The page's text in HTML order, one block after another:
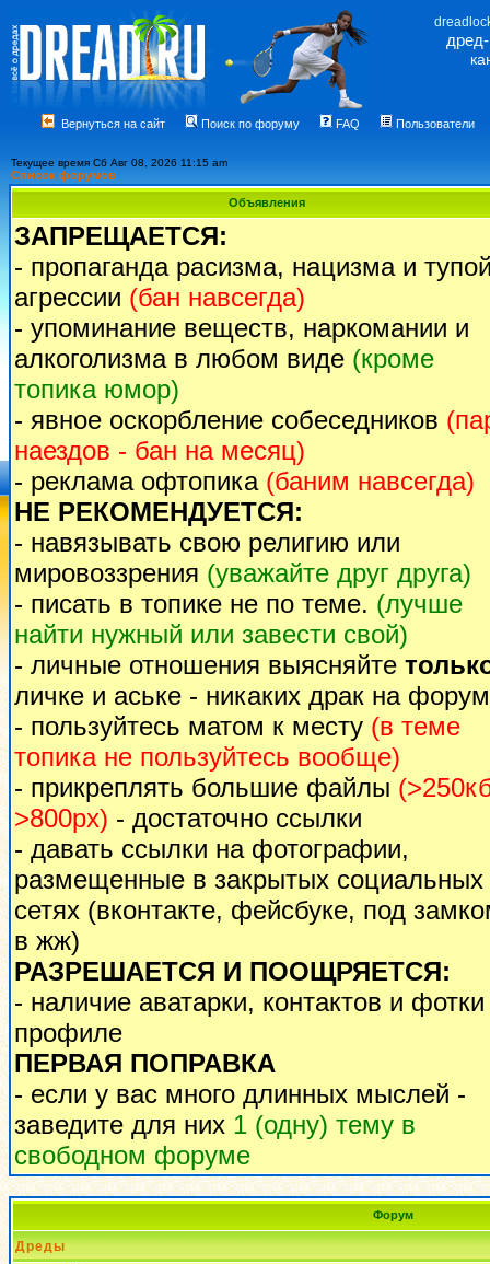
Вернуться на сайт Поиск по форуму FAQ Пользователи
Текущее время Сб Авг 08, 2026 11:15 am
Список форумов
Объявления
ЗАПРЕЩАЕТСЯ:
- пропаганда расизма, нацизма и
агрессии (бан навсегда)
- упоминание веществ, наркомании и
алкоголизма в любом виде (кроме
топика юмор)
- явное оскорбление собеседников
наездов - бан на месяц)
- реклама офтопика (баним навсегда)
НЕ РЕКОМЕНДУЕТСЯ:
- навязывать свою религию или
мировоззрения (уважайте друг друга)
- писать в топике не по теме. (лучше
найти нужный или завести свой)
- личные отношения выясняйте
личке и аське - никаких драк на
- пользуйтесь матом к месту (в теме
топика не пользуйтесь вообще)
- прикреплять большие файлы
>800px) - достаточно ссылки
- давать ссылки на фотографии,
размещенные в закрытых социальных
сетях (вконтакте, фейсбуке, под
в жж)
РАЗРЕШАЕТСЯ И ПООЩРЯЕТСЯ:
- наличие аватарки, контактов и
профиле
ПЕРВАЯ ПОПРАВКА
- если у вас много длинных мыслей -
заведите для них 1 (одну) тему в
свободном форуме
Форум
Дреды